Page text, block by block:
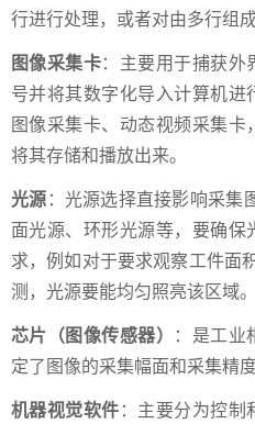
行进行处理，或者对由多行组
图像采集卡：主要用于捕获外
号并将其数字化导入计算机
图像采集卡、动态视频采集
将其存储和播放出来。
光源 ：光源选择直接影响采集
面光源、环形光源等，要确
求，例如对于要求观察工件
测，光源要能均匀照亮该区域。
芯片（图像传感器）
：是工业
定了图像的采集幅面和采集精度
机器视觉软件 ：主要分为控制